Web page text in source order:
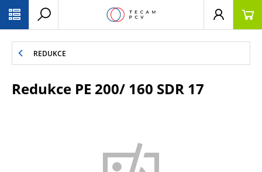
REDUKCE
Redukce PE 200/ 160 SDR 17